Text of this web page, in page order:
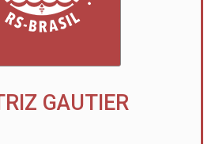
GAUTIER